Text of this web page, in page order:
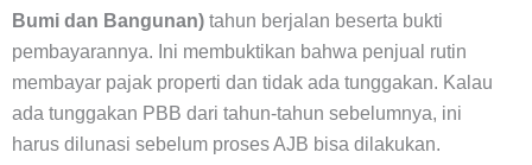
Bumi dan Bangunan) tahun berjalan beserta bukti
pembayarannya. Ini membuktikan bahwa penjual rutin
membayar pajak properti dan tidak ada tunggakan. Kalau
ada tunggakan PBB dari tahun-tahun sebelumnya, ini
harus dilunasi sebelum proses AJB bisa dilakukan.